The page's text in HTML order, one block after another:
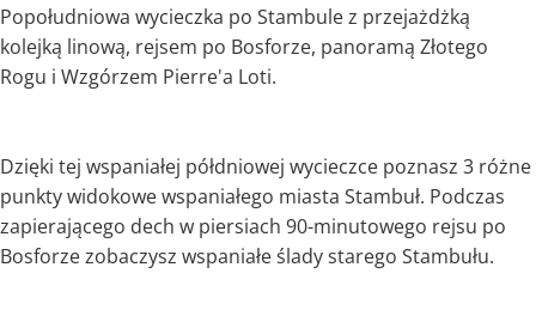
Popołudniowa wycieczka po Stambule z przejażdżką
kolejką linową, rejsem po Bosforze, panoramą Złotego
Rogu i Wzgórzem Pierre'a Loti.
Dzięki tej wspaniałej półdniowej wycieczce poznasz 3 różne
punkty widokowe wspaniałego miasta Stambuł. Podczas
zapierającego dech w piersiach 90-minutowego rejsu po
Bosforze zobaczysz wspaniałe ślady starego Stambułu.